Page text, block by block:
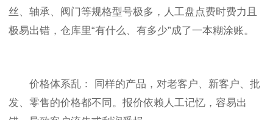
丝、轴承、阀门等规格型号极多，人工盘点费时费力且
极易出错，仓库里“有什么、有多少”成了一本糊涂账。
价格体系乱： 同样的产品，对老客户、新客户、批
发、零售的价格都不同。报价依赖人工记忆，容易出